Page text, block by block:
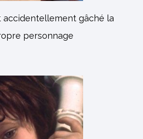
accidentellement gâché la
personnage